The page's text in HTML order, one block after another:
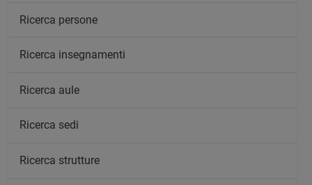
Ricerca persone
Ricerca insegnamenti
Ricerca aule
Ricerca sedi
Ricerca strutture